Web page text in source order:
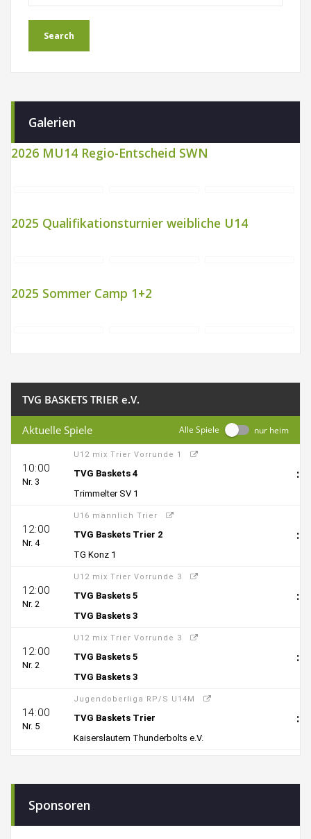
Galerien
2026 MU14 Regio-Entscheid SWN
2025 Qualifikationsturnier weibliche U14
2025 Sommer Camp 1+2
Sponsoren